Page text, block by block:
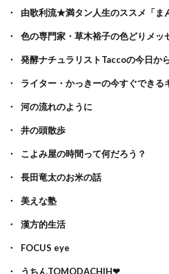
由歌利流★満タン人生のススメ「ま
色の専門家・草木裕子の色どりメッ
発酵ナチュラリストTaccoの今日か
ライター・かっきーの今すぐできる
河の流れのように
井の頭散歩
こよみ屋の時間って何だろう？
長田竜太のお米の話
美えな塾
漢方的生活
FOCUS eye
うちんTOMODACHIH❤